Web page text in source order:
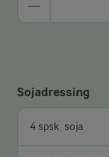
Sojadressing
4 spsk soja